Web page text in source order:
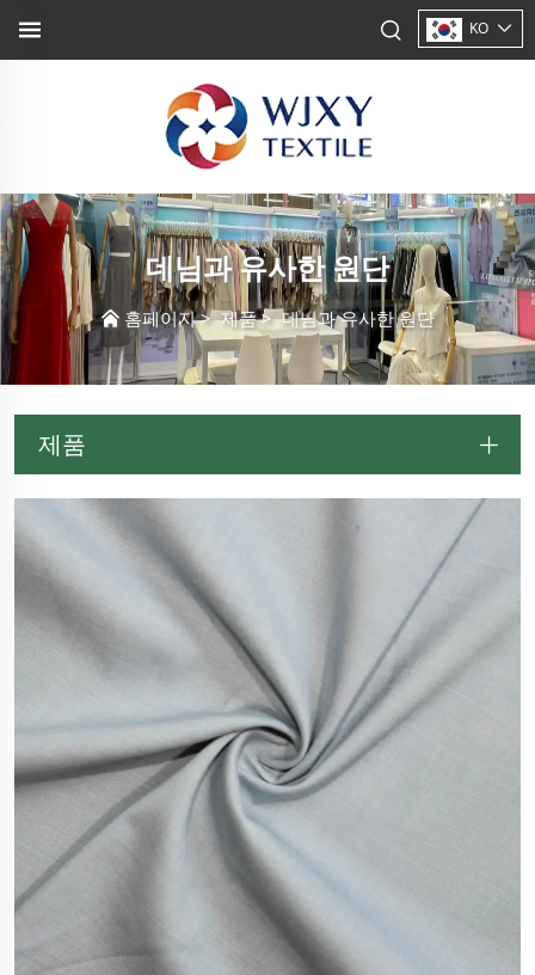
KO
데님과 유사한 원단
홈페이지>제품>데님과 유사한 원단
제품